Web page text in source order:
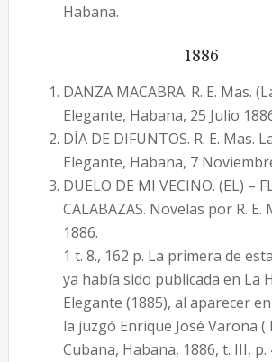
Habana.
1886
DANZA MACABRA. R. E. Mas.
Elegante, Habana, 25 Julio
DÍA DE DIFUNTOS. R. E. Mas.
Elegante, Habana, 7
DUELO DE MI VECINO. (EL) –
CALABAZAS. Novelas por R. E.
1886.
1 t. 8., 162 p. La primera de
ya había sido publicada en La
Elegante (1885), al aparecer
la juzgó Enrique José Varona (
Cubana, Habana, 1886, t. III, p.